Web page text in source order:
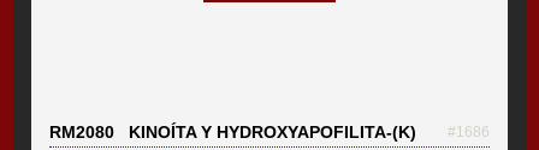
RM2080 KINOÍTA Y HYDROXYAPOFILITA-(K)
#1686